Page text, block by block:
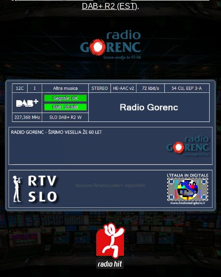
DAB+ R2 (EST).